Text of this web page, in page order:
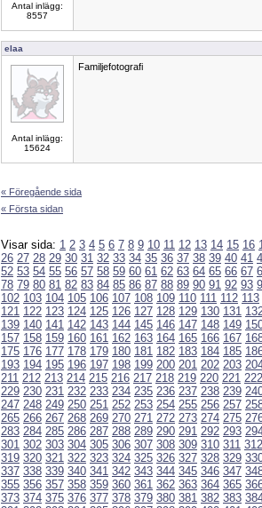
Antal inlägg:
8557
elaa
Antal inlägg:
15624
Familjefotografi
« Föregående sida
« Första sidan
Visar sida: 1 2 3 4 5 6 7 8 9 10 11 12 13 14 15 16
26 27 28 29 30 31 32 33 34 35 36 37 38 39 40 41
52 53 54 55 56 57 58 59 60 61 62 63 64 65 66 67
78 79 80 81 82 83 84 85 86 87 88 89 90 91 92 93
102 103 104 105 106 107 108 109 110 111 112 113
121 122 123 124 125 126 127 128 129 130 131
139 140 141 142 143 144 145 146 147 148 149
157 158 159 160 161 162 163 164 165 166 167
175 176 177 178 179 180 181 182 183 184 185
193 194 195 196 197 198 199 200 201 202 203
211 212 213 214 215 216 217 218 219 220 221 222
229 230 231 232 233 234 235 236 237 238 239
247 248 249 250 251 252 253 254 255 256 257
265 266 267 268 269 270 271 272 273 274 275
283 284 285 286 287 288 289 290 291 292 293
301 302 303 304 305 306 307 308 309 310 311 312
319 320 321 322 323 324 325 326 327 328 329
337 338 339 340 341 342 343 344 345 346 347
355 356 357 358 359 360 361 362 363 364 365
373 374 375 376 377 378 379 380 381 382 383